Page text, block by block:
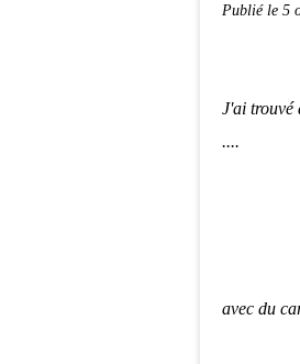
Publié le 5
J'ai trouvé
....
avec du